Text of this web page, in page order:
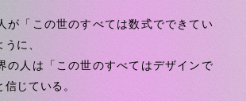
が「この世のすべては数式でできてい
に、
の人は「この世のすべてはデザインで
じている。